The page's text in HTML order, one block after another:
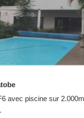
avec piscine sur